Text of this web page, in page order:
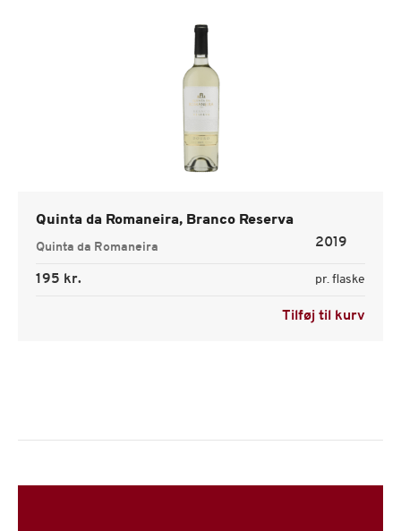
Quinta da Romaneira, Branco Reserva
Quinta da Romaneira 2019
195 kr. pr. flaske
Tilføj til kurv